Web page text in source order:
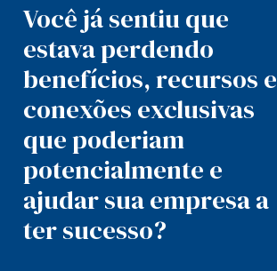
Você já sentiu que
estava perdendo
benefícios, recursos e
conexões exclusivas
que poderiam
potencialmente e
ajudar sua empresa a
ter sucesso?